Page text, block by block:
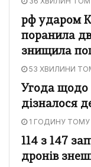
рф ударом
поранила
знищила
53 ХВИЛИНИ
Угода щодо
дізналося
1 ГОДИНУ ТОМУ
114 з 147
дронів